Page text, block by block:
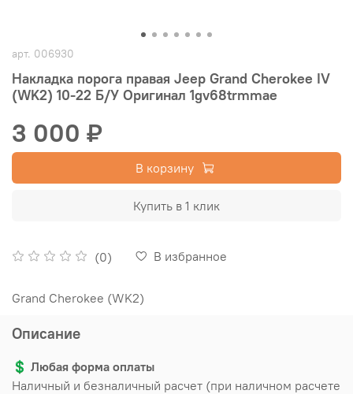
арт. 006930
Накладка порога правая Jeep Grand Cherokee IV
(WK2) 10-22 Б/У Оригинал 1gv68trmmae
(0) В избранное
3 000 ₽
В корзину
Купить в 1 клик
Grand Cherokee (WK2)
Описание
💲 Любая форма оплаты
Наличный и безналичный расчет (при наличном расчете